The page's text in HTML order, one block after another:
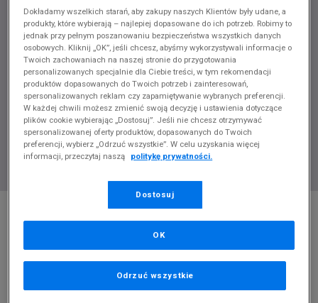
Produkt pochodzi z końcówek aktualnych kolekcji, ubiegłych
sezonów lub z ekspozycji.Szczegóły.
Dokładamy wszelkich starań, aby zakupy naszych Klientów były udane, a
produkty, które wybierają – najlepiej dopasowane do ich potrzeb. Robimy to
jednak przy pełnym poszanowaniu bezpieczeństwa wszystkich danych
osobowych. Kliknij „OK”, jeśli chcesz, abyśmy wykorzystywali informacje o
Twoich zachowaniach na naszej stronie do przygotowania
personalizowanych specjalnie dla Ciebie treści, w tym rekomendacji
produktów dopasowanych do Twoich potrzeb i zainteresowań,
spersonalizowanych reklam czy zapamiętywanie wybranych preferencji.
W każdej chwili możesz zmienić swoją decyzję i ustawienia dotyczące
plików cookie wybierając „Dostosuj”. Jeśli nie chcesz otrzymywać
spersonalizowanej oferty produktów, dopasowanych do Twoich
preferencji, wybierz „Odrzuć wszystkie”. W celu uzyskania więcej
informacji, przeczytaj naszą
politykę prywatności.
Dostosuj
Odrzuć wszystkie
OK